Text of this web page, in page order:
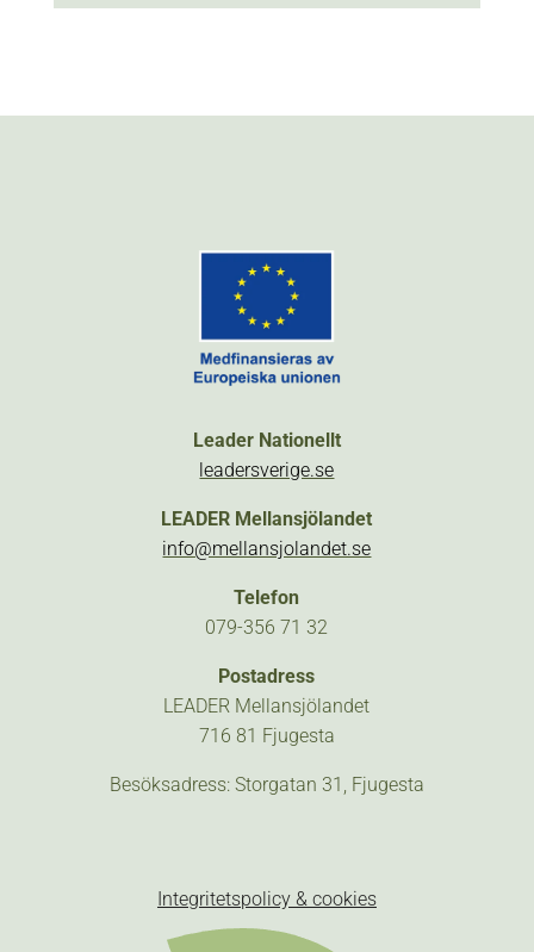
Leader Nationellt
leadersverige.se
LEADER Mellansjölandet
info@mellansjolandet.se
Telefon
079-356 71 32
Postadress
LEADER Mellansjölandet
716 81 Fjugesta
Besöksadress: Storgatan 31, Fjugesta
Integritetspolicy & cookies